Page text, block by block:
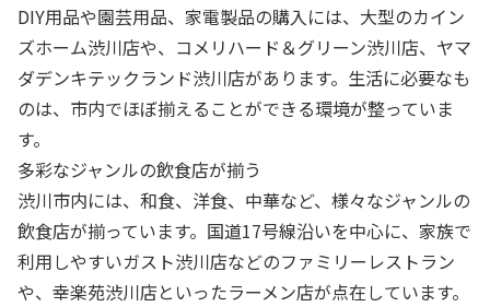
DIY用品や園芸用品、家電製品の購入には、大型のカイン
ズホーム渋川店や、コメリハード＆グリーン渋川店、ヤマ
ダデンキテックランド渋川店があります。生活に必要なも
のは、市内でほぼ揃えることができる環境が整っていま
す。
多彩なジャンルの飲食店が揃う
渋川市内には、和食、洋食、中華など、様々なジャンルの
飲食店が揃っています。国道17号線沿いを中心に、家族で
利用しやすいガスト渋川店などのファミリーレストラン
や、幸楽苑渋川店といったラーメン店が点在しています。